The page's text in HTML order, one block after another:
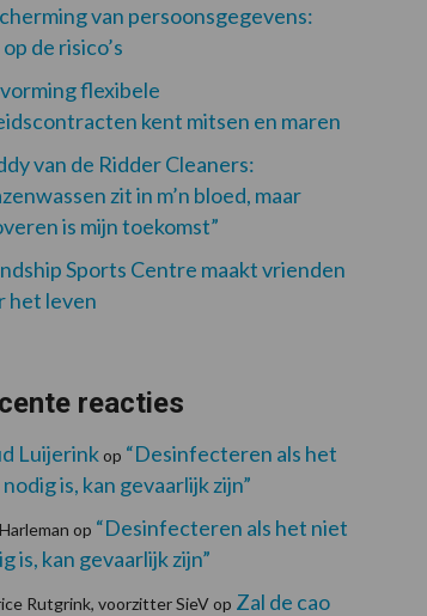
van persoonsgegevens:
de risico’s
flexibele
kent mitsen en maren
van de Ridder Cleaners:
zit in m’n bloed, maar
is mijn toekomst”
Sports Centre maakt vrienden
het leven
reacties
Luijerinkop “Desinfecteren als het
is, kan gevaarlijk zijn”
op “Desinfecteren als het niet
is, kan gevaarlijk zijn”
Rutgrink, voorzitter SieVop Zal de cao